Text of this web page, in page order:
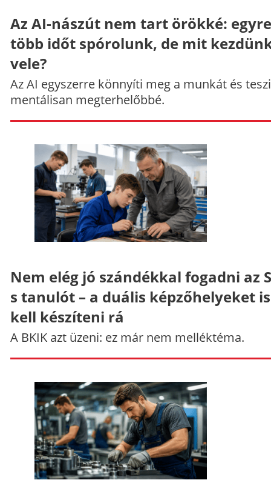
Az AI-nászút nem tart örökké: egyre
több időt spórolunk, de mit
vele?
Az AI egyszerre könnyíti meg a munkát és
mentálisan megterhelőbbé.
Nem elég jó szándékkal fogadni az
s tanulót – a duális képzőhelyeket
kell készíteni rá
A BKIK azt üzeni: ez már nem melléktéma.